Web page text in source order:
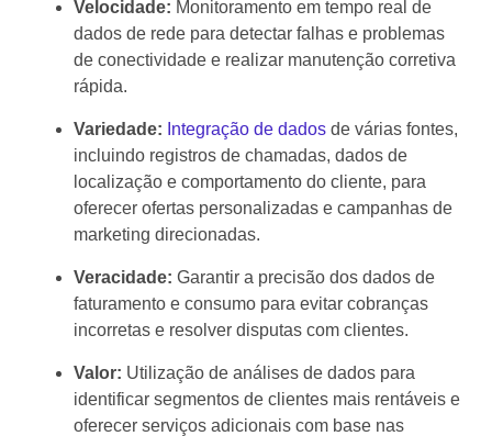
Velocidade: Monitoramento em tempo real de
dados de rede para detectar falhas e problemas
de conectividade e realizar manutenção corretiva
rápida.
Variedade: Integração de dados de várias fontes,
incluindo registros de chamadas, dados de
localização e comportamento do cliente, para
oferecer ofertas personalizadas e campanhas de
marketing direcionadas.
Veracidade: Garantir a precisão dos dados de
faturamento e consumo para evitar cobranças
incorretas e resolver disputas com clientes.
Valor: Utilização de análises de dados para
identificar segmentos de clientes mais rentáveis e
oferecer serviços adicionais com base nas